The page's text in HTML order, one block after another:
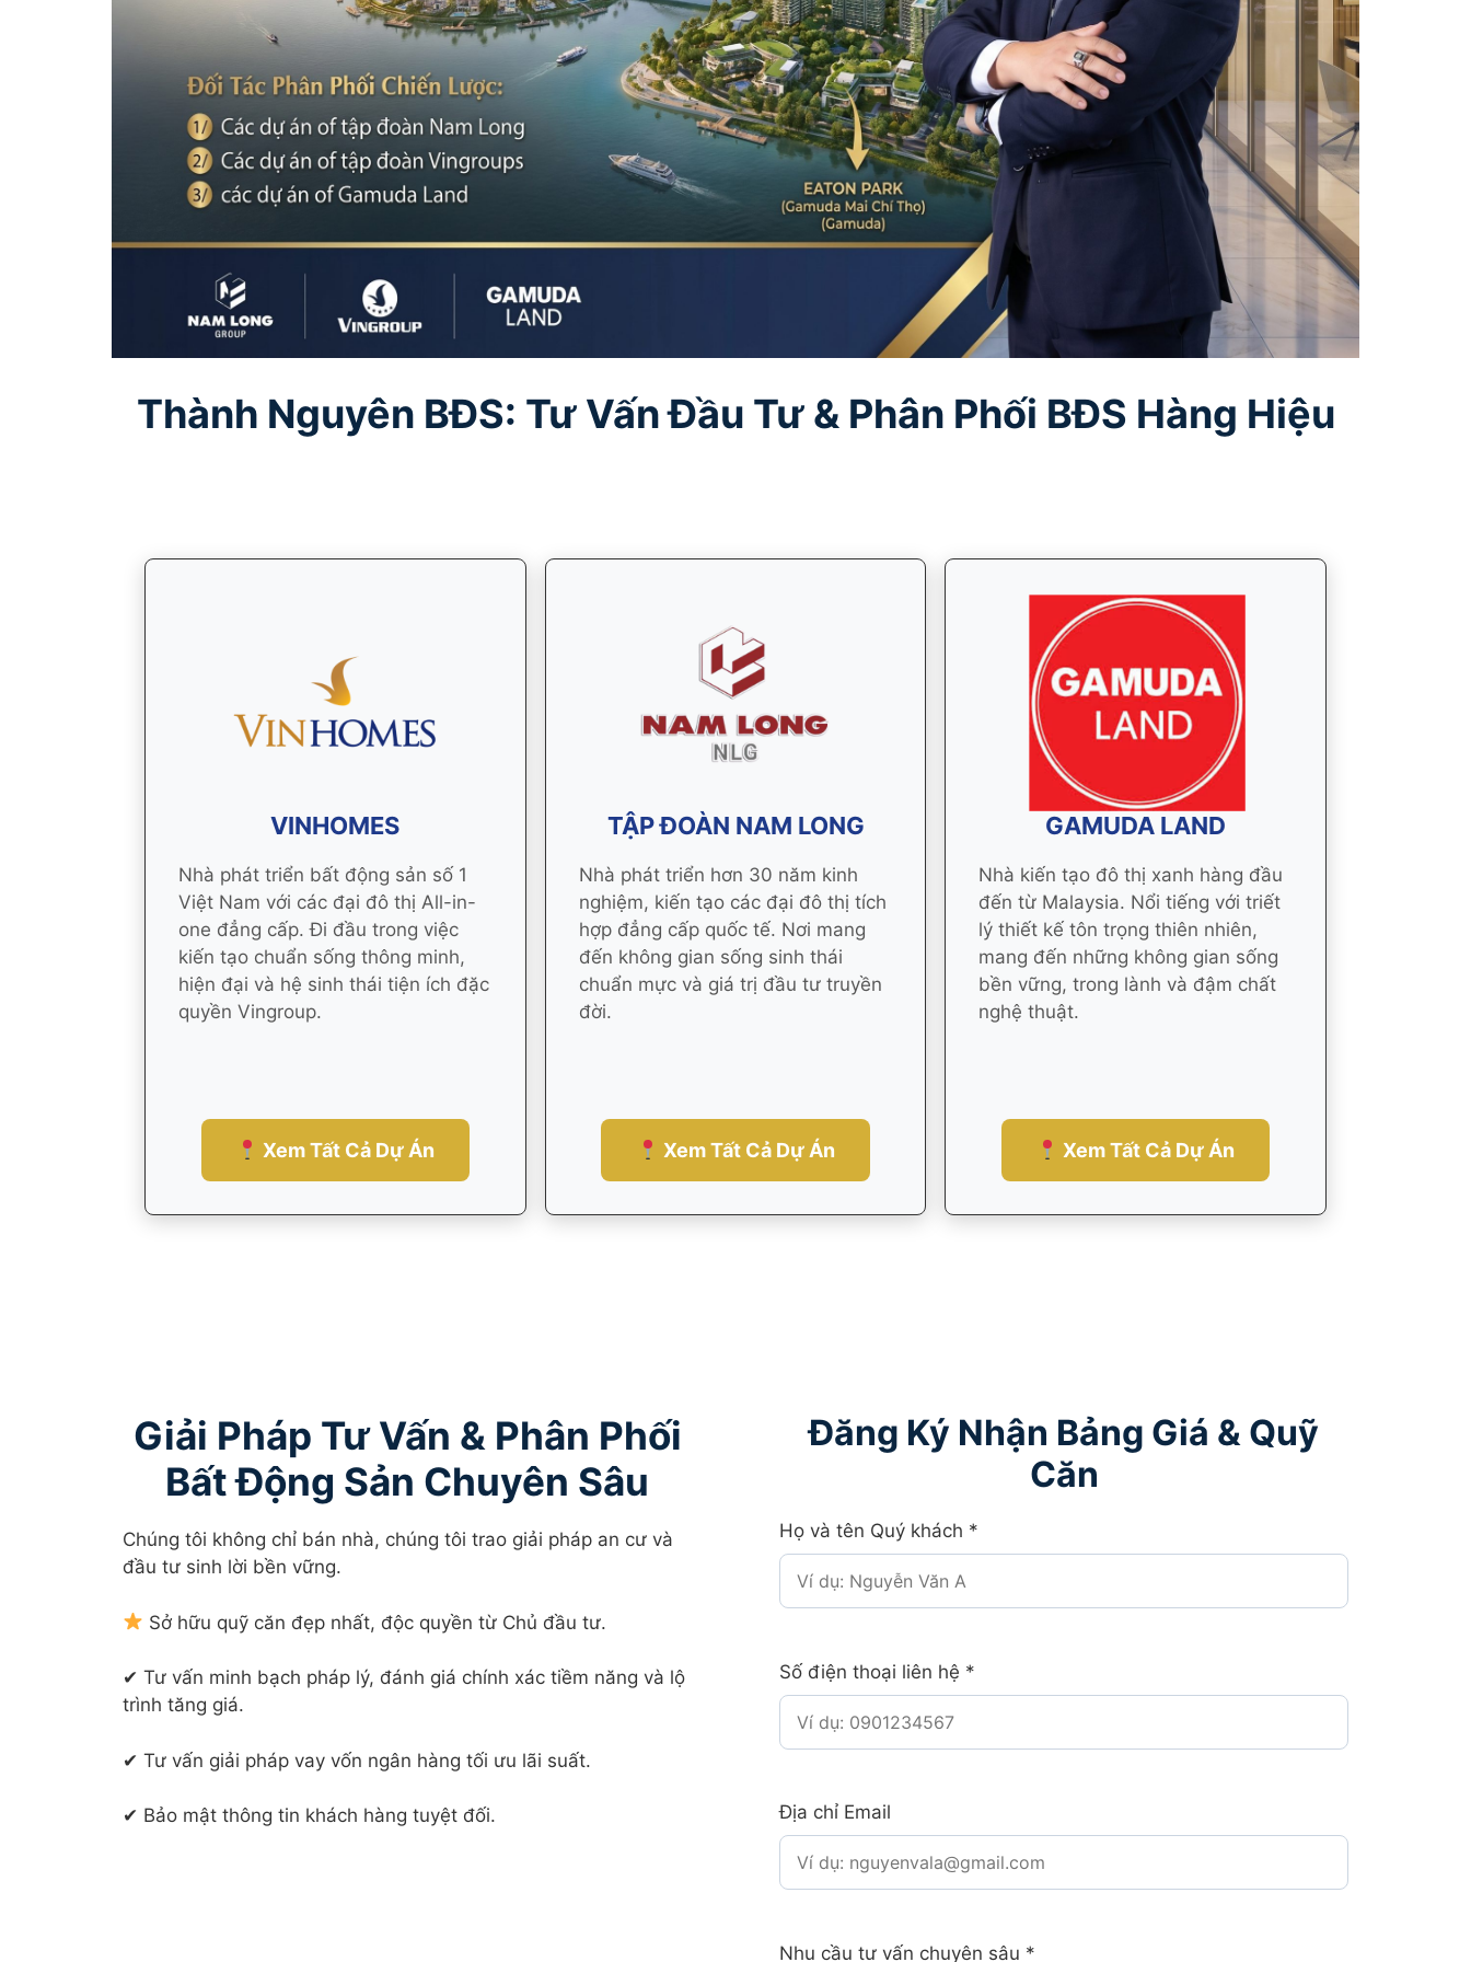
Thành Nguyên BĐS: Tư Vấn Đầu Tư & Phân Phối BĐS Hàng Hiệu
VINHOMES
Nhà phát triển bất động sản số 1
Việt Nam với các đại đô thị All-in-
one đẳng cấp. Đi đầu trong việc
kiến tạo chuẩn sống thông minh,
hiện đại và hệ sinh thái tiện ích đặc
quyền Vingroup.
Xem Tất Cả Dự Án
TẬP ĐOÀN NAM LONG
Nhà phát triển hơn 30 năm kinh
nghiệm, kiến tạo các đại đô thị tích
hợp đẳng cấp quốc tế. Nơi mang
đến không gian sống sinh thái
chuẩn mực và giá trị đầu tư truyền
đời.
Xem Tất Cả Dự Án
GAMUDA LAND
Nhà kiến tạo đô thị xanh hàng đầu
đến từ Malaysia. Nổi tiếng với triết
lý thiết kế tôn trọng thiên nhiên,
mang đến những không gian sống
bền vững, trong lành và đậm chất
nghệ thuật.
Xem Tất Cả Dự Án
Giải Pháp Tư Vấn & Phân Phối
Bất Động Sản Chuyên Sâu
Chúng tôi không chỉ bán nhà, chúng tôi trao giải pháp an cư và
đầu tư sinh lời bền vững.
Sở hữu quỹ căn đẹp nhất, độc quyền từ Chủ đầu tư.
✔ Tư vấn minh bạch pháp lý, đánh giá chính xác tiềm năng và lộ
trình tăng giá.
✔ Tư vấn giải pháp vay vốn ngân hàng tối ưu lãi suất.
✔ Bảo mật thông tin khách hàng tuyệt đối.
Đăng Ký Nhận Bảng Giá & Quỹ
Căn
Họ và tên Quý khách *
Số điện thoại liên hệ *
Địa chỉ Email
Nhu cầu tư vấn chuyên sâu *